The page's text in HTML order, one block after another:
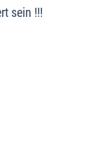
sein !!!